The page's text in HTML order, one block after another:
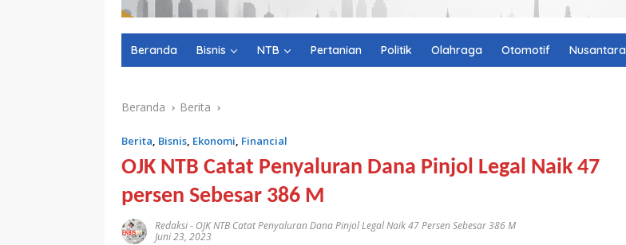
Beranda Bisnis NTB Pertanian Politik Olahraga Otomotif Nusantara
Beranda Berita
Berita, Bisnis, Ekonomi, Financial
OJK NTB Catat Penyaluran Dana Pinjol Legal Naik 47
persen Sebesar 386 M
Redaksi- OJK NTB Catat Penyaluran Dana Pinjol Legal Naik 47 Persen Sebesar 386 M
Juni 23, 2023